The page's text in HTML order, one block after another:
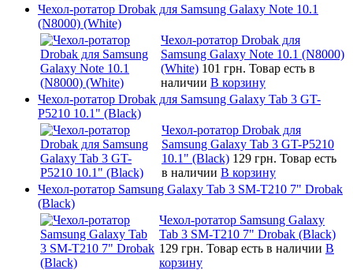
Чехол-ротатор Drobak для Samsung Galaxy Note 10.1
(N8000) (White)
Чехол-ротатор Drobak для
Samsung Galaxy Note 10.1 (N8000)
(White) 101 грн. Товар есть в
наличии В корзину
Чехол-ротатор Drobak для Samsung Galaxy Tab 3 GT-
P5210 10.1" (Black)
Чехол-ротатор Drobak для
Samsung Galaxy Tab 3 GT-P5210
10.1" (Black) 129 грн. Товар есть
в наличии В корзину
Чехол-ротатор Samsung Galaxy Tab 3 SM-T210 7" Drobak
(Black)
Чехол-ротатор Samsung Galaxy
Tab 3 SM-T210 7" Drobak (Black)
129 грн. Товар есть в наличии В
корзину